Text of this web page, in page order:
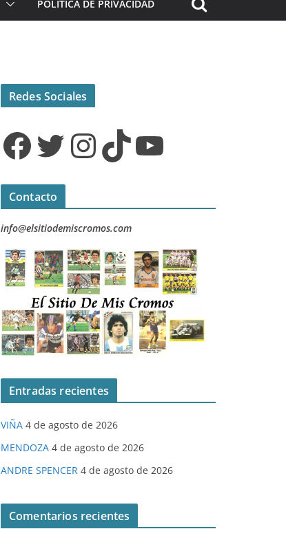
POLÍTICA DE PRIVACIDAD
Redes Sociales
Facebook Twitter InstagramTikTok YouTube
Contacto
info@elsitiodemiscromos.com
Entradas recientes
VIÑA 4 de agosto de 2026
MENDOZA 4 de agosto de 2026
ANDRE SPENCER 4 de agosto de 2026
Comentarios recientes